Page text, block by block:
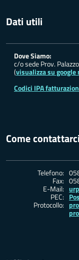
Dati utili
Dove Siamo:
c/o sede Prov.
(visualizza su google
Codici IPA
Come contattarci
Telefono:
Fax:
E-Mail:
PEC:
Protocollo: